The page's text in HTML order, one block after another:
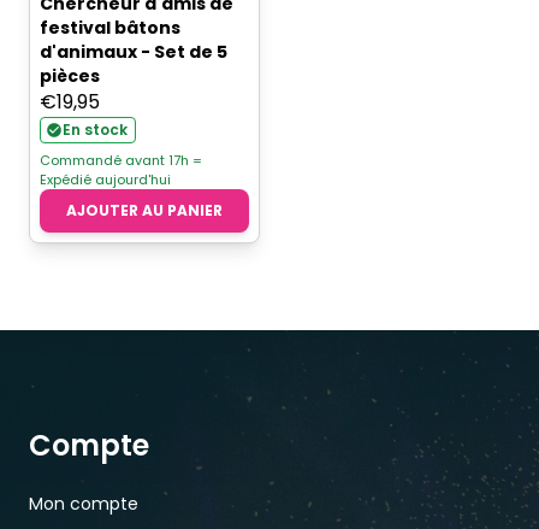
festival bâtons
d'animaux - Set de 5
pièces
€19,95
En stock
Commandé avant 17h =
Expédié aujourd'hui
AJOUTER AU PANIER
Compte
Mon compte